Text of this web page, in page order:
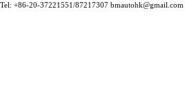
Tel: +86-20-37221551/87217307 bmautohk@gmail.com